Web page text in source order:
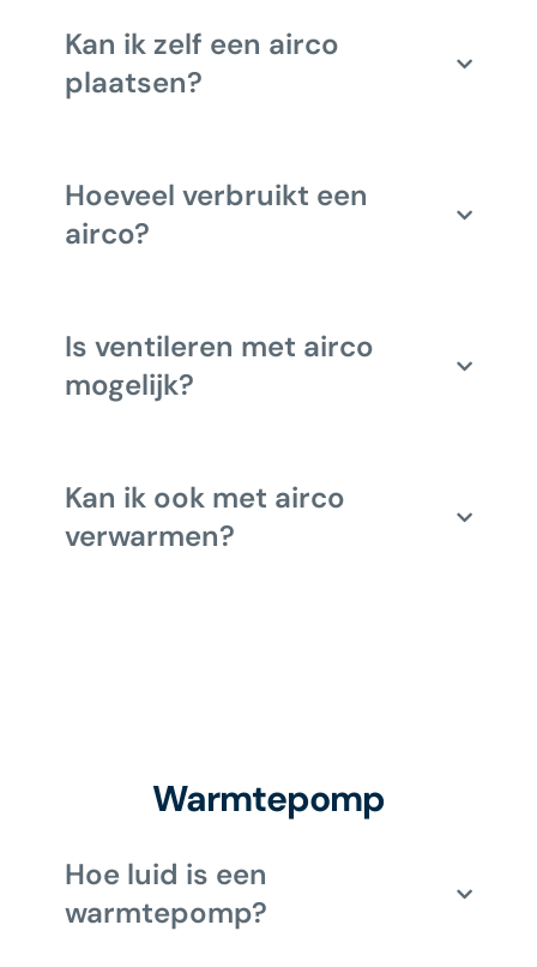
Kan ik zelf een airco
plaatsen?
Hoeveel verbruikt een
airco?
Is ventileren met airco
mogelijk?
Kan ik ook met airco
verwarmen?
Warmtepomp
Hoe luid is een
warmtepomp?